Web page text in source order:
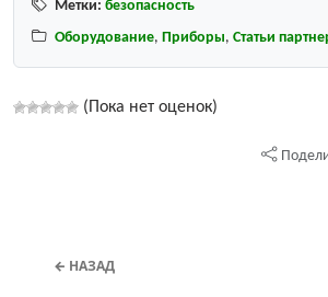
Метки: безопасность
Оборудование, Приборы, Статьи
(Пока нет оценок)
← НАЗАД